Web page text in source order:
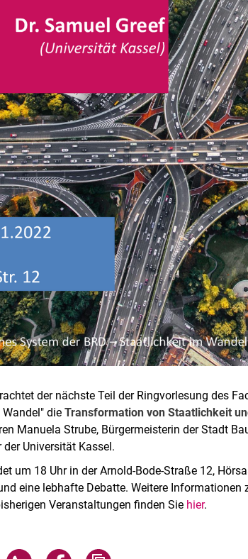
der nächste Teil der Ringvorlesung des
Wandel" dieTransformation von Staatlichkeit
Manuela Strube, Bürgermeisterin der Stadt
Universität Kassel.
um 18 Uhr in der Arnold-Bode-Straße 12,
eine lebhafte Debatte. Weitere Informationen
Veranstaltungen finden Sie hier.